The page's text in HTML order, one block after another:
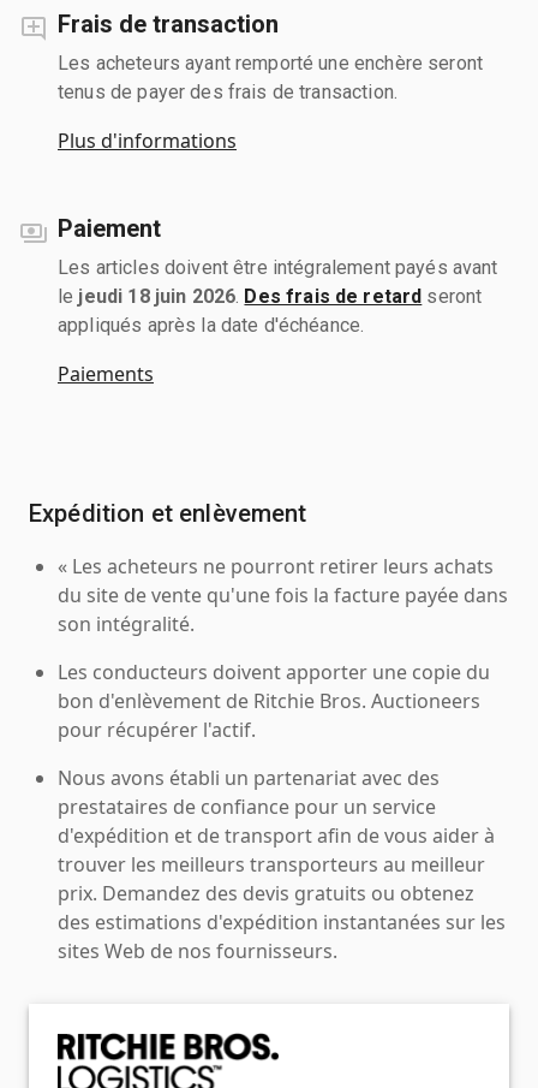
Frais de transaction
Les acheteurs ayant remporté une enchère seront
tenus de payer des frais de transaction.
Plus d'informations
Paiement
Les articles doivent être intégralement payés avant
le jeudi 18 juin 2026 Des frais de retard seront
appliqués après la date d'échéance.
Paiements
Expédition et enlèvement
« Les acheteurs ne pourront retirer leurs achats
du site de vente qu'une fois la facture payée dans
son intégralité.
Les conducteurs doivent apporter une copie du
bon d'enlèvement de Ritchie Bros. Auctioneers
pour récupérer l'actif.
Nous avons établi un partenariat avec des
prestataires de confiance pour un service
d'expédition et de transport afin de vous aider à
trouver les meilleurs transporteurs au meilleur
prix. Demandez des devis gratuits ou obtenez
des estimations d'expédition instantanées sur les
sites Web de nos fournisseurs.